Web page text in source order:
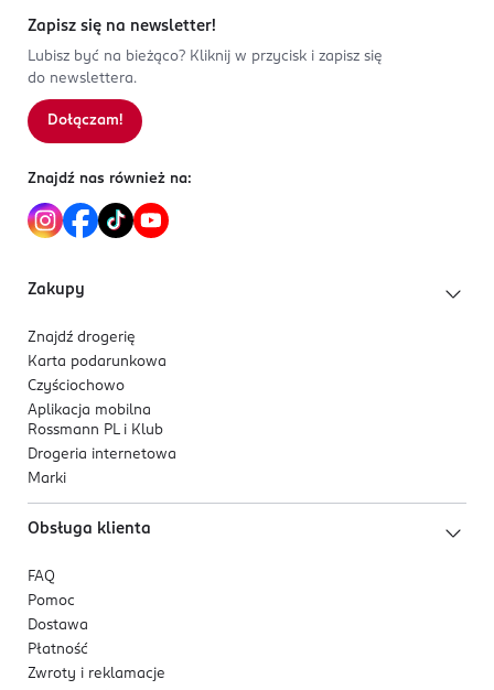
OSOBA/PODMIOT ODPOWIEDZIALNY
Domaniewska 41
02-672
Warszawa
225656000
PL-Polska
2
1
0%
Sortowanie wg
Zapisz się na newsletter!
Lubisz być na bieżąco? Kliknij w przycisk i zapisz się
do newslettera.
Dołączam!
Znajdź nas również na:
Zakupy
Znajdź drogerię
Karta podarunkowa
Czyściochowo
Aplikacja mobilna
Rossmann PL i Klub
Drogeria internetowa
Marki
Obsługa klienta
FAQ
Pomoc
Dostawa
Płatność
Zwroty i reklamacje